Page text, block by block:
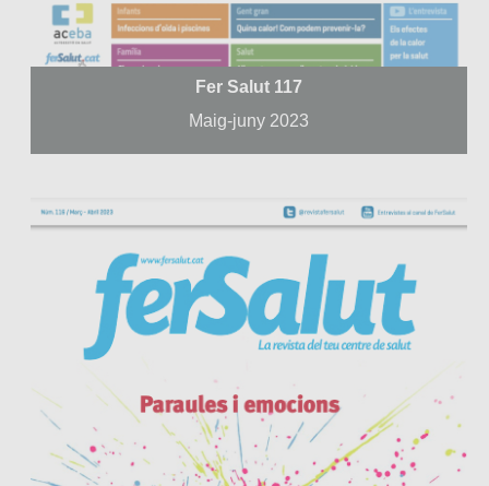
Fer Salut 117
Maig-juny 2023